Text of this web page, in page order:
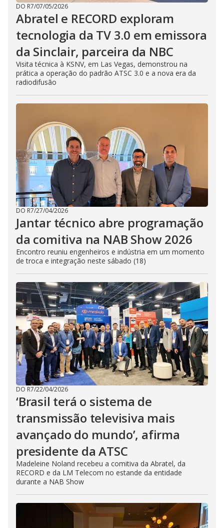
DO R7/07/05/2026
Abratel e RECORD exploram
tecnologia da TV 3.0 em emissora
da Sinclair, parceira da NBC
Visita técnica à KSNV, em Las Vegas, demonstrou na
prática a operação do padrão ATSC 3.0 e a nova era da
radiodifusão
DO R7/27/04/2026
Jantar técnico abre programação
da comitiva na NAB Show 2026
Encontro reuniu engenheiros e indústria em um momento
de troca e integração neste sábado (18)
DO R7/22/04/2026
‘Brasil terá o sistema de
transmissão televisiva mais
avançado do mundo’, afirma
presidente da ATSC
Madeleine Noland recebeu a comitiva da Abratel, da
RECORD e da LM Telecom no estande da entidade
durante a NAB Show